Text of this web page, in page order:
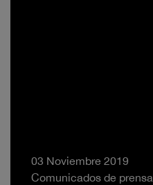
03 Noviembre 2019
Comunicados de prensa